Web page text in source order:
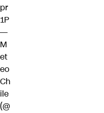
pr
1P
—
M
et
eo
Ch
ile
(@